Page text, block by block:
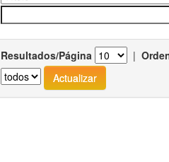
Resultados/Página |